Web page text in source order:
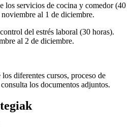
los servicios de cocina y comedor (40
al 1 de diciembre.
del estrés laboral (30 horas).
al 2 de diciembre.
diferentes cursos, proceso de
los documentos adjuntos.